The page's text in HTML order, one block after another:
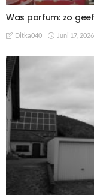
Was parfum: zo
Ditka040 Juni 17, 2026